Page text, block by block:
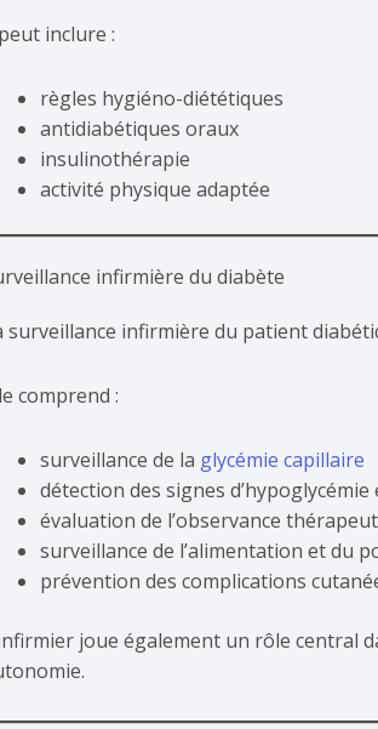
inclure :
règles hygiéno-diététiques
antidiabétiques oraux
insulinothérapie
activité physique adaptée
infirmière du diabète
surveillance infirmière du patient
comprend :
surveillance de la glycémie capillaire
détection des signes d’hypoglycémie
évaluation de l’observance
surveillance de l’alimentation et du
prévention des complications
joue également un rôle central